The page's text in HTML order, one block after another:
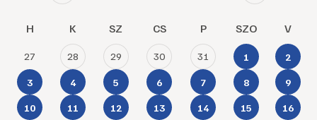
H K SZ CS P SZO V
27 28 29 30 31 1 2
3 4 5 6 7 8 9
10 11 12 13 14 15 16